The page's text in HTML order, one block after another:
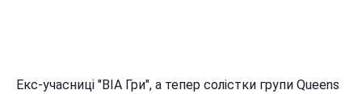
Екс-учасниці "ВІА Гри", а тепер солістки групи Queens